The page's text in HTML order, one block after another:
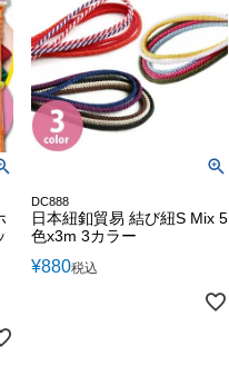
DC888
日本紐釦貿易 結び紐S Mix 5
色x3m 3カラー
¥880税込